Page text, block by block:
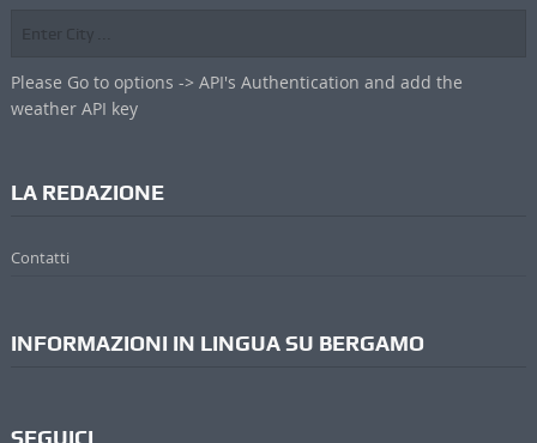
Please Go to options -> API's Authentication and add the
weather API key
LA REDAZIONE
Contatti
INFORMAZIONI IN LINGUA SU BERGAMO
SEGUICI